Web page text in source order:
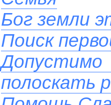
Бог земли
Поиск
полоскать